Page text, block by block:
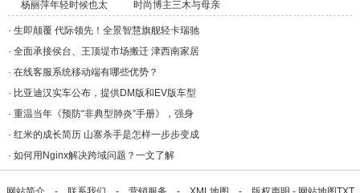
杨丽萍年轻时候也太
美/a>
时尚博主三木与母亲
穿/a>
· 生即颠覆 代际领先！全景智慧旗舰轻卡瑞驰
· 全面承接侯台、王顶堤市场搬迁 津西南家居
· 在线客服系统移动端有哪些优势？
· 比亚迪汉实车公布，提供DM版和EV版车型
· 重温当年《预防“非典型肺炎”手册》，强身
· 红米的成长简历 山寨杀手是怎样一步步变成
· 如何用Nginx解决跨域问题？一文了解